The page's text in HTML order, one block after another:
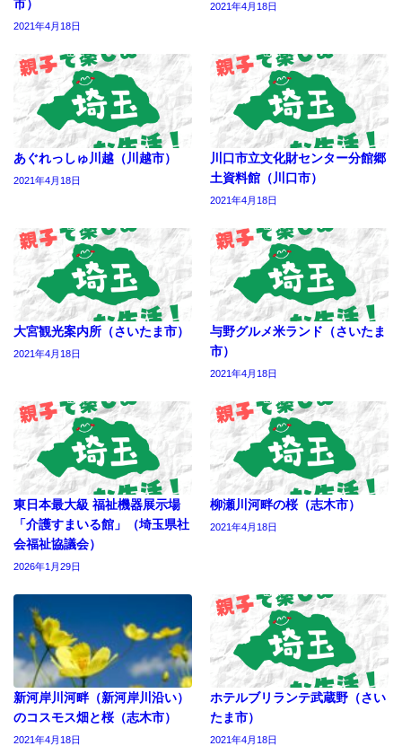
市）
2021年4月18日
2021年4月18日
あぐれっしゅ川越（川越市）
2021年4月18日
川口市立文化財センター分館郷
土資料館（川口市）
2021年4月18日
大宮観光案内所（さいたま市）
2021年4月18日
与野グルメ米ランド（さいたま
市）
2021年4月18日
東日本最大級 福祉機器展示場
「介護すまいる館」（埼玉県社
会福祉協議会）
2026年1月29日
柳瀬川河畔の桜（志木市）
2021年4月18日
新河岸川河畔（新河岸川沿い）
のコスモス畑と桜（志木市）
2021年4月18日
ホテルブリランテ武蔵野（さい
たま市）
2021年4月18日